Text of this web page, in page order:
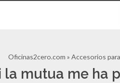
Oficinas2cero.com Accesorios
la mutua me ha